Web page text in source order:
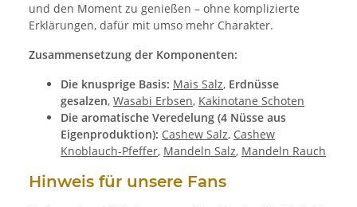
und den Moment zu genießen – ohne komplizierte
Erklärungen, dafür mit umso mehr Charakter.
Zusammensetzung der Komponenten:
Die knusprige Basis: Mais Salz, Erdnüsse
gesalzen, Wasabi Erbsen, Kakinotane Schoten
Die aromatische Veredelung (4 Nüsse aus
Eigenproduktion): Cashew Salz, Cashew
Knoblauch-Pfeffer, Mandeln Salz, Mandeln Rauch
Hinweis für unsere Fans